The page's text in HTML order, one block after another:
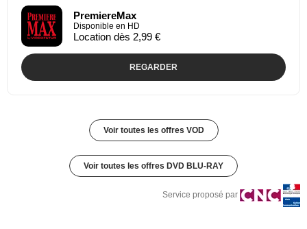
PremiereMax
Disponible en HD
Location dès 2,99 €
REGARDER
Voir toutes les offres VOD
Voir toutes les offres DVD BLU-RAY
Service proposé par